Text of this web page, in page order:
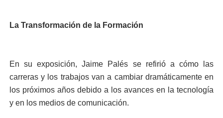
La Transformación de la Formación
En su exposición, Jaime Palés se refirió a cómo las
carreras y los trabajos van a cambiar dramáticamente en
los próximos años debido a los avances en la tecnología
y en los medios de comunicación.